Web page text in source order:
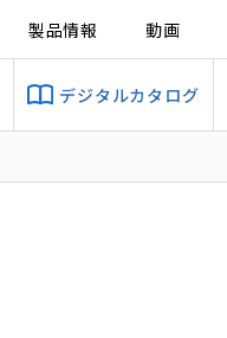
製品情報 動画
デジタルカタログ